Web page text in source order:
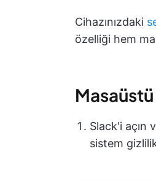
Cihazınızdaki
özelliği hem
Slack'i açın
sistem